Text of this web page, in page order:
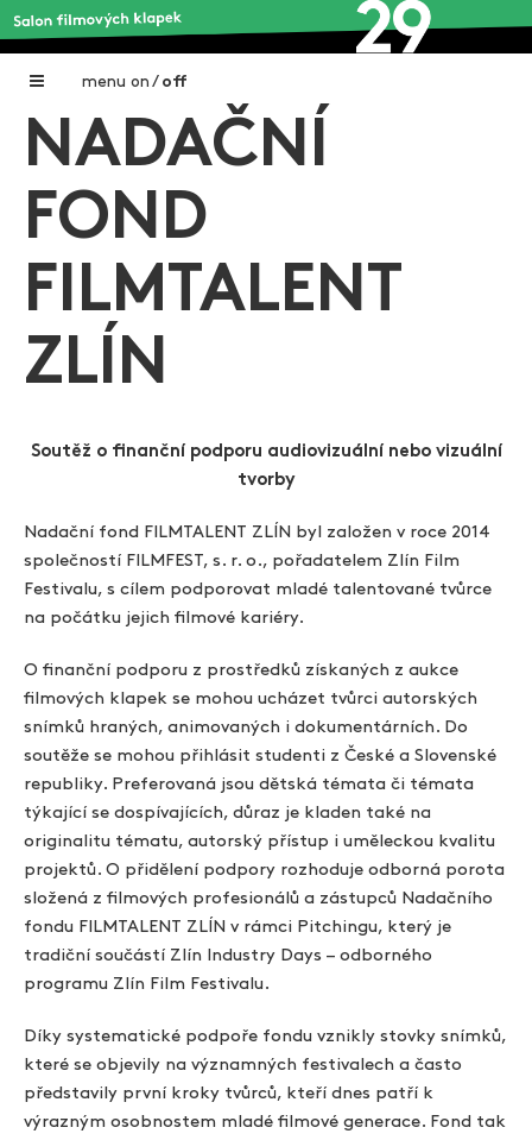
menu on / off
Home
Pravidla přihlášení projektu
Podpořené projekty
Přihlášení projektu
Autoři filmových klapek
Aukce filmových klapek
Zlín Film Festival
NADAČNÍ
FOND
FILMTALENT
ZLÍN
Soutěž o finanční podporu audiovizuální nebo vizuální
tvorby
Nadační fond FILMTALENT ZLÍN byl založen v roce 2014
společností FILMFEST, s. r. o., pořadatelem Zlín Film
Festivalu, s cílem podporovat mladé talentované tvůrce
na počátku jejich filmové kariéry.
O finanční podporu z prostředků získaných z aukce
filmových klapek se mohou ucházet tvůrci autorských
snímků hraných, animovaných i dokumentárních. Do
soutěže se mohou přihlásit studenti z České a Slovenské
republiky. Preferovaná jsou dětská témata či témata
týkající se dospívajících, důraz je kladen také na
originalitu tématu, autorský přístup i uměleckou kvalitu
projektů. O přidělení podpory rozhoduje odborná porota
složená z filmových profesionálů a zástupců Nadačního
fondu FILMTALENT ZLÍN v rámci Pitchingu, který je
tradiční součástí Zlín Industry Days – odborného
programu Zlín Film Festivalu.
Díky systematické podpoře fondu vznikly stovky snímků,
které se objevily na významných festivalech a často
představily první kroky tvůrců, kteří dnes patří k
výrazným osobnostem mladé filmové generace. Fond tak